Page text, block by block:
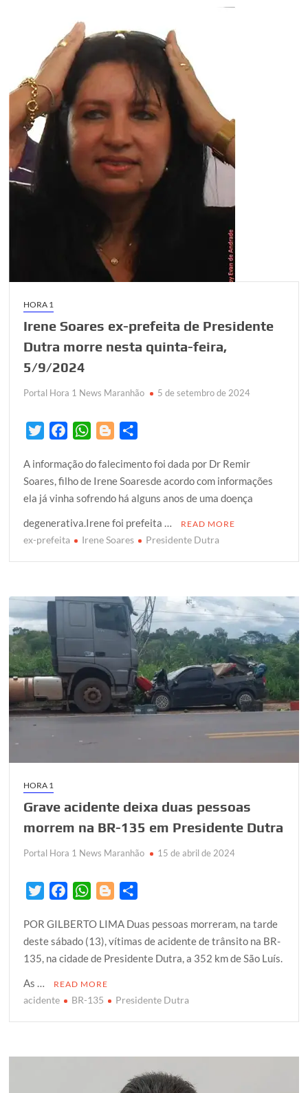
HORA 1
Irene Soares ex-prefeita de Presidente
Dutra morre nesta quinta-feira,
5/9/2024
Portal Hora 1 News Maranhão 5 de setembro de 2024
i
t
t
e
r
c
e
b
o
o
W
a
t
s
A
p
o
g
g
e
r
a
r
e
A informação do falecimento foi dada por Dr Remir
Soares, filho de Irene Soaresde acordo com informações
ela já vinha sofrendo há alguns anos de uma doença
degenerativa.Irene foi prefeita …
READ MORE
ex-prefeita Irene Soares Presidente Dutra
HORA 1
Grave acidente deixa duas pessoas
morrem na BR-135 em Presidente Dutra
Portal Hora 1 News Maranhão 15 de abril de 2024
i
t
t
r
c
e
b
o
o
W
a
t
s
A
p
o
g
g
r
a
r
e
POR GILBERTO LIMA Duas pessoas morreram, na tarde
deste sábado (13), vítimas de acidente de trânsito na BR-
135, na cidade de Presidente Dutra, a 352 km de São Luís.
As …
READ MORE
acidente BR-135 Presidente Dutra